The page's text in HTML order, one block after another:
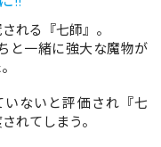
れる『七師』。
と一緒に強大な魔物が
ないと評価され『七
れてしまう。